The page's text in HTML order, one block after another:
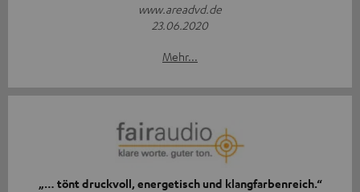
www.areadvd.de
23.06.2020
Mehr...
„… tönt druckvoll, energetisch und klangfarbenreich.“